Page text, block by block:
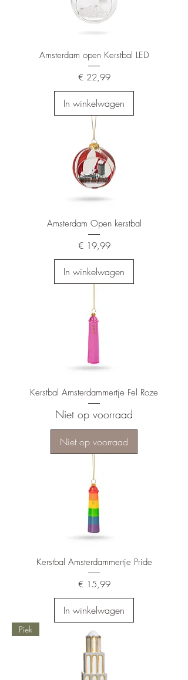
Amsterdam open Kerstbal LED
Prijs
€ 22,99
In winkelwagen
Amsterdam Open kerstbal
Prijs
€ 19,99
In winkelwagen
Kerstbal Amsterdammertje Fel Roze
Niet op voorraad
Niet op voorraad
Kerstbal Amsterdammertje Pride
Prijs
€ 15,99
In winkelwagen
Piek